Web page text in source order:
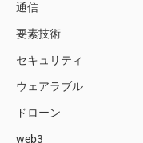
通信
要素技術
セキュリティ
ウェアラブル
ドローン
web3